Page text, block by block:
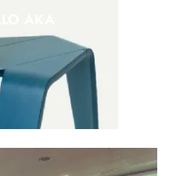
AKA